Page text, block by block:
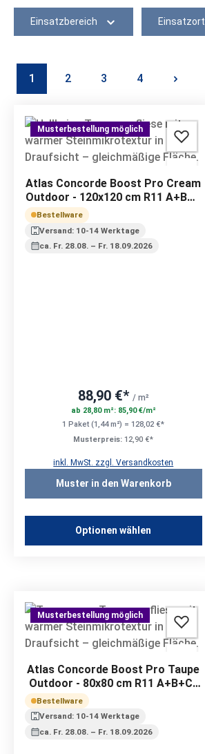
Einsatzbereich Einsatzort
Seite
1
Seite
2
Seite
3
Seite
4
Musterbestellung möglich
Atlas Concorde Boost Pro Cream
Outdoor - 120x120 cm R11 A+B+C
Bestellware
Versand: 10-14 Werktage
ca. Fr. 28.08. – Fr. 18.09.2026
88,90 €* / m²
ab 28,80 m²: 85,90 €/m²
1 Paket (1,44 m²) = 128,02 €*
Musterpreis: 12,90 €*
inkl. MwSt. zzgl. Versandkosten
Muster in den Warenkorb
Optionen wählen
Musterbestellung möglich
Atlas Concorde Boost Pro Taupe
Outdoor - 80x80 cm R11 A+B+C |
Bestellware
Versand: 10-14 Werktage
ca. Fr. 28.08. – Fr. 18.09.2026